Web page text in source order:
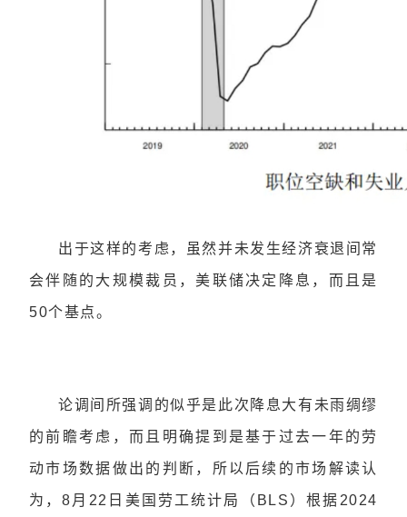
出于这样的考虑，虽然并未发生经济衰退间常
会伴随的大规模裁员，美联储决定降息，而且是
50个基点。
论调间所强调的似乎是此次降息大有未雨绸缪
的前瞻考虑，而且明确提到是基于过去一年的劳
动市场数据做出的判断，所以后续的市场解读认
为，8月22日美国劳工统计局（BLS）根据2024